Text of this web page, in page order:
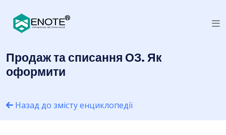
Продаж та списання ОЗ. Як
оформити
Назад до змісту енциклопедії